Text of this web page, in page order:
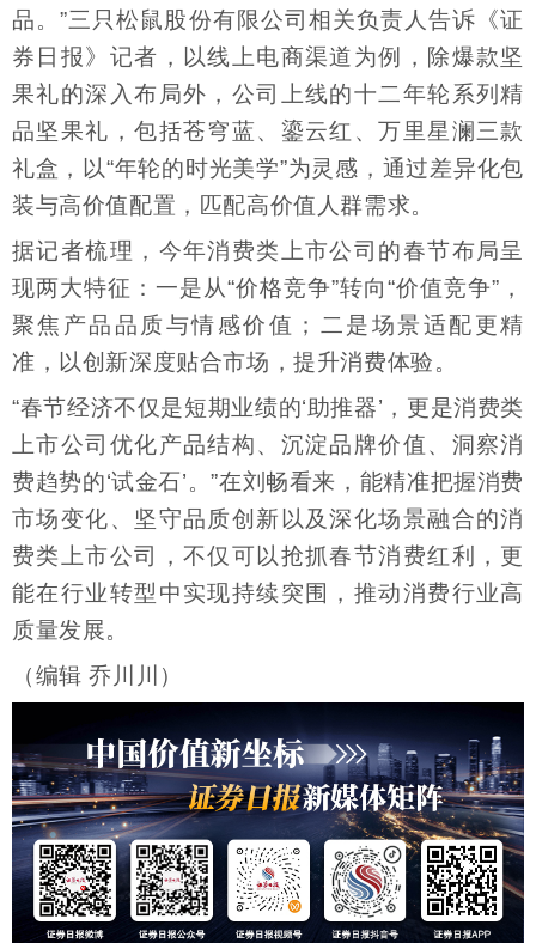
品。”三只松鼠股份有限公司相关负责人告诉《证
券日报》记者，以线上电商渠道为例，除爆款坚
果礼的深入布局外，公司上线的十二年轮系列精
品坚果礼，包括苍穹蓝、鎏云红、万里星澜三款
礼盒，以“年轮的时光美学”为灵感，通过差异化包
装与高价值配置，匹配高价值人群需求。
据记者梳理，今年消费类上市公司的春节布局呈
现两大特征：一是从“价格竞争”转向“价值竞争”，
聚焦产品品质与情感价值；二是场景适配更精
准，以创新深度贴合市场，提升消费体验。
“春节经济不仅是短期业绩的‘助推器’，更是消费类
上市公司优化产品结构、沉淀品牌价值、洞察消
费趋势的‘试金石’。”在刘畅看来，能精准把握消费
市场变化、坚守品质创新以及深化场景融合的消
费类上市公司，不仅可以抢抓春节消费红利，更
能在行业转型中实现持续突围，推动消费行业高
质量发展。
（编辑 乔川川）